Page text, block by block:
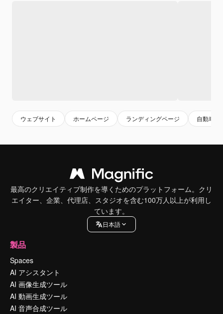
ウェブサイト ホームページ ランディングページ 自動車
最高のクリエイティブ制作を導くためのプラットフォーム。クリ
エイター、企業、代理店、スタジオを含む100万人以上が利用し
ています。
日本語
製品
Spaces
AI アシスタント
AI 画像生成ツール
AI 動画生成ツール
AI 音声合成ツール